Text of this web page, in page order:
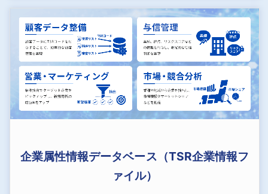
企業属性情報データベース（TSR企業情報フ
ァイル）